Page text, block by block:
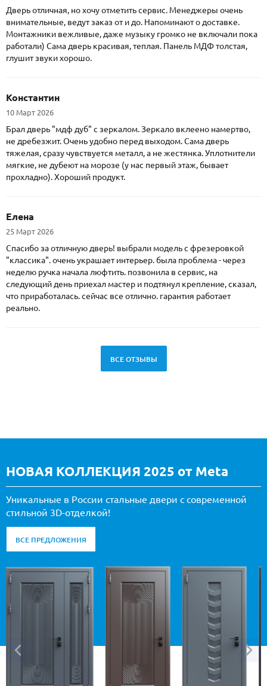
Дверь отличная, но хочу отметить сервис. Менеджеры очень
внимательные, ведут заказ от и до. Напоминают о доставке.
Монтажники вежливые, даже музыку громко не включали пока
работали) Сама дверь красивая, теплая. Панель МДФ толстая,
глушит звуки хорошо.
Константин
10 Март 2026
Брал дверь "мдф дуб" с зеркалом. Зеркало вклеено намертво,
не дребезжит. Очень удобно перед выходом. Сама дверь
тяжелая, сразу чувствуется металл, а не жестянка. Уплотнители
мягкие, не дубеют на морозе (у нас первый этаж, бывает
прохладно). Хороший продукт.
Елена
25 Март 2026
Спасибо за отличную дверь! выбрали модель с фрезеровкой
"классика". очень украшает интерьер. была проблема - через
неделю ручка начала люфтить. позвонила в сервис, на
следующий день приехал мастер и подтянул крепление, сказал,
что приработалась. сейчас все отлично. гарантия работает
реально.
ВСЕ ОТЗЫВЫ
НОВАЯ КОЛЛЕКЦИЯ 2025 от Meta
Уникальные в России стальные двери с современной
стильной 3D-отделкой!
ВСЕ ПРЕДЛОЖЕНИЯ